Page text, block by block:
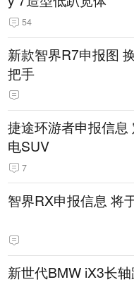
54
新款智界R7申报图
把手
捷途环游者申报信息
电SUV
7
智界RX申报信息 将
新世代BMW iX3长